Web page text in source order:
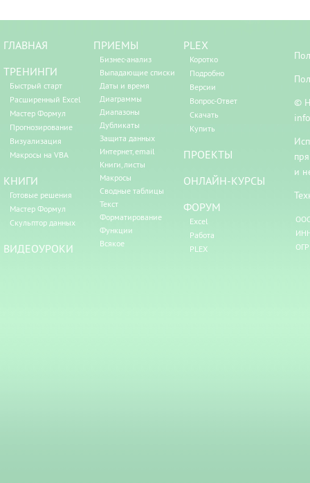
ГЛАВНАЯ
ТРЕНИНГИ
Быстрый старт
Расширенный Excel
Мастер Формул
Прогнозирование
Визуализация
Макросы на VBA
КНИГИ
Готовые решения
Мастер Формул
Скульптор данных
ВИДЕОУРОКИ
ПРИЕМЫ
Бизнес-анализ
Выпадающие списки
Даты и время
Диаграммы
Диапазоны
Дубликаты
Защита данных
Интернет, email
Книги, листы
Макросы
Сводные таблицы
Текст
Форматирование
Функции
Всякое
PLEX
Коротко
Подробно
Версии
Вопрос-Ответ
Скачать
Купить
ПРОЕКТЫ
ОНЛАЙН-КУРСЫ
ФОРУМ
Excel
Работа
PLEX
©
и